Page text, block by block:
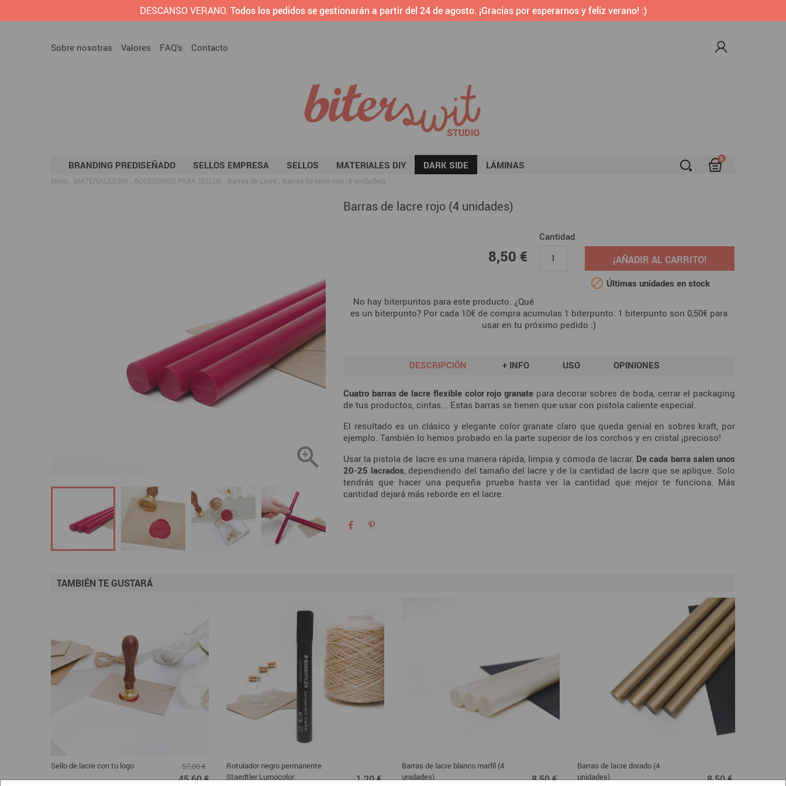
DESCANSO VERANO. Todos los pedidos se gestionarán a partir del 24 de agosto. ¡Gracias por esperarnos y feliz verano! :)
Sobre nosotras Valores FAQ’s Contacto
BRANDING PREDISEÑADO SELLOS EMPRESA SELLOS MATERIALES DIY DARK SIDE LÁMINAS
0
Inicio MATERIALES DIY ACCESORIOS PARA SELLOS Barras de Lacre Barras de lacre rojo (4 unidades)

Barras de lacre rojo (4 unidades)
8,50 €
Cantidad
¡AÑADIR AL CARRITO!
 Últimas unidades en stock
No hay biterpuntos para este producto. ¿Qué
es un biterpunto? Por cada 10€ de compra acumulas 1 biterpunto. 1 biterpunto son 0,50€ para
usar en tu próximo pedido :)
DESCRIPCIÓN + INFO USO OPINIONES
Cuatro barras de lacre flexible color rojo granate para decorar sobres de boda, cerrar el packaging
de tus productos, cintas... Estas barras se tienen que usar con pistola caliente especial.
El resultado es un clásico y elegante color granate claro que queda genial en sobres kraft, por
ejemplo. También lo hemos probado en la parte superior de los corchos y en cristal ¡precioso!
Usar la pistola de lacre es una manera rápida, limpia y cómoda de lacrar. De cada barra salen unos
20-25 lacrados , dependiendo del tamaño del lacre y de la cantidad de lacre que se aplique. Solo
tendrás que hacer una pequeña prueba hasta ver la cantidad que mejor te funciona. Más
cantidad dejará más reborde en el lacre.
TAMBIÉN TE GUSTARÁ
Sello de lacre con tu logo 57,00 €
45,60 €
Rotulador negro permanente
Staedtler Lumocolor
1,20 €
Barras de lacre blanco marfil (4
unidades)
8,50 €
Barras de lacre dorado (4
unidades)
8,50 €